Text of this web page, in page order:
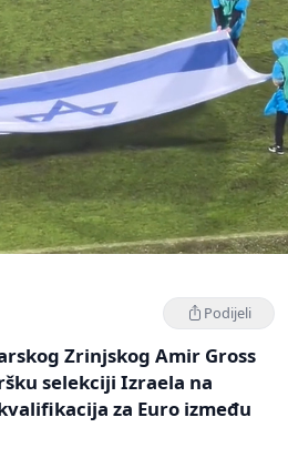
Podijeli
Zrinjskog Amir Gross
selekciji Izraela na
za Euro između